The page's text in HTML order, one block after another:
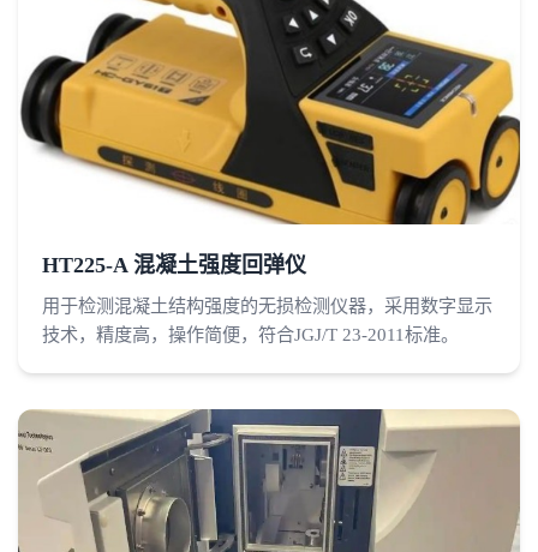
HT225-A 混凝土强度回弹仪
用于检测混凝土结构强度的无损检测仪器，采用数字显示
技术，精度高，操作简便，符合JGJ/T 23-2011标准。